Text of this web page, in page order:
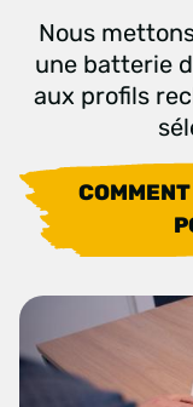
Nous
une batterie
aux profils